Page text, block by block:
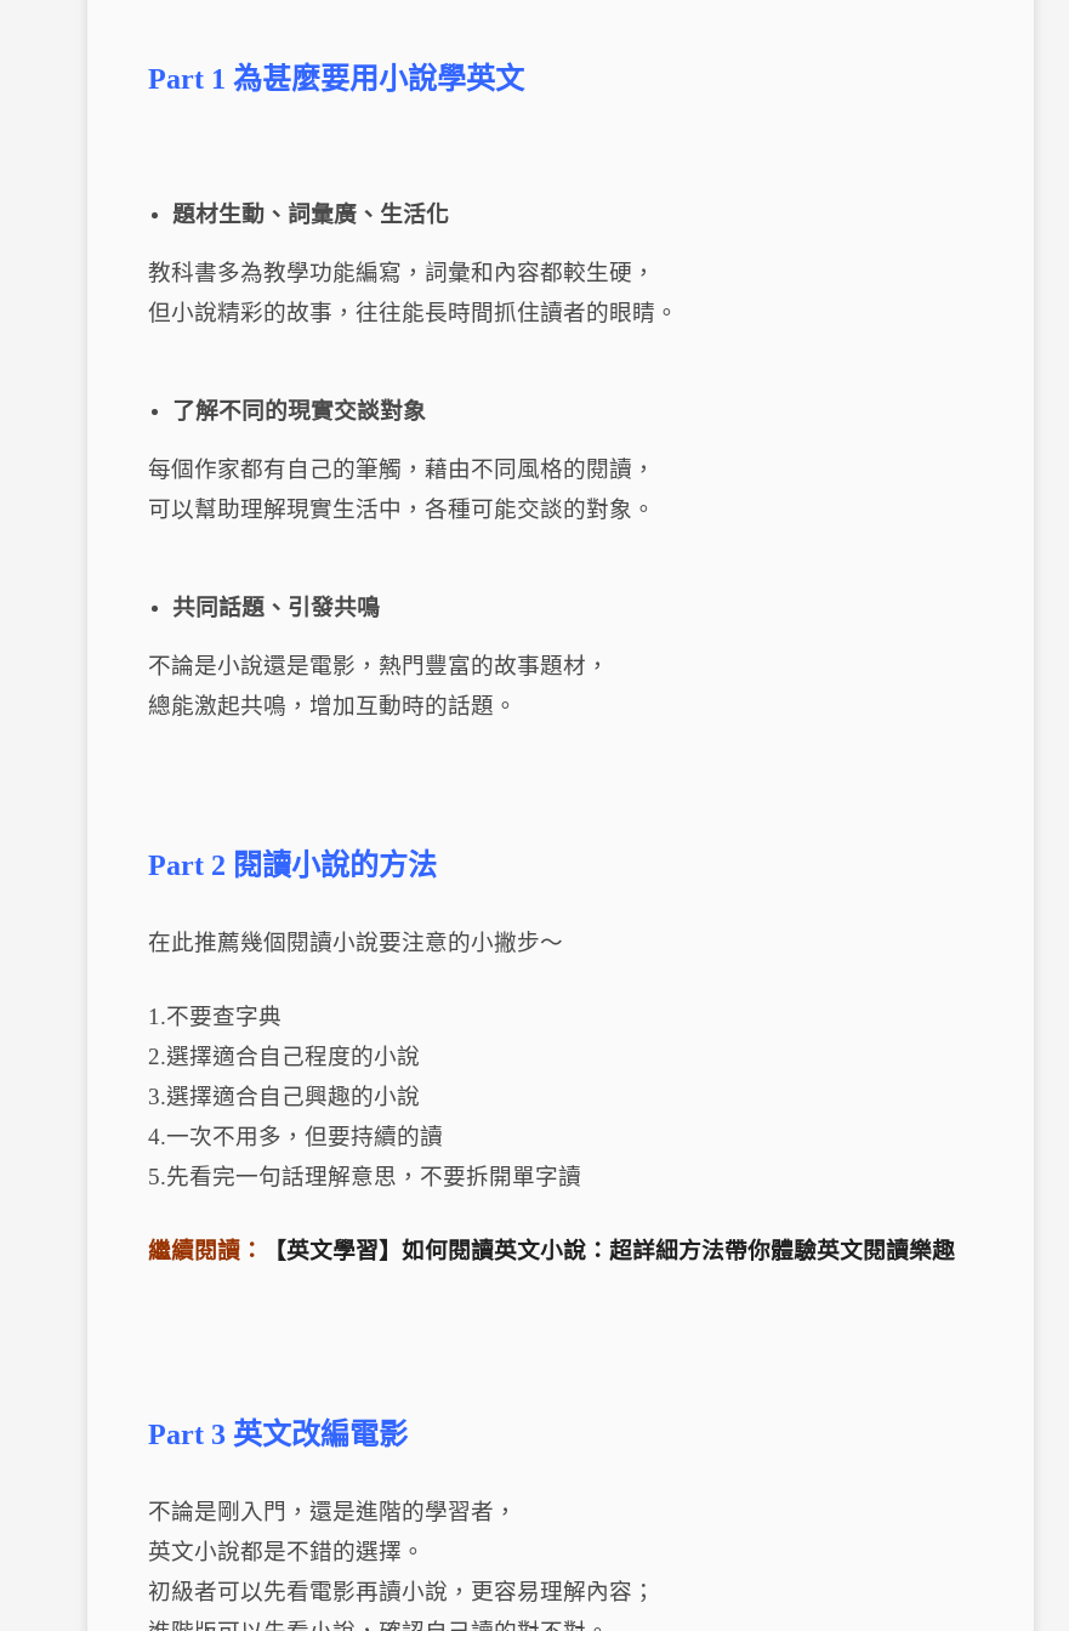
Part 1 為甚麼要用小說學英文
題材生動、詞彙廣、生活化
教科書多為教學功能編寫，詞彙和內容都較生硬，
但小說精彩的故事，往往能長時間抓住讀者的眼睛。
了解不同的現實交談對象
每個作家都有自己的筆觸，藉由不同風格的閱讀，
可以幫助理解現實生活中，各種可能交談的對象。
共同話題、引發共鳴
不論是小說還是電影，熱門豐富的故事題材，
總能激起共鳴，增加互動時的話題。
Part 2 閱讀小說的方法
在此推薦幾個閱讀小說要注意的小撇步～
1.不要查字典
2.選擇適合自己程度的小說
3.選擇適合自己興趣的小說
4.一次不用多，但要持續的讀
5.先看完一句話理解意思，不要拆開單字讀
繼續閱讀： 【英文學習】如何閱讀英文小說：超詳細方法帶你體驗英文閱讀樂趣
Part 3 英文改編電影
不論是剛入門，還是進階的學習者，
英文小說都是不錯的選擇。
初級者可以先看電影再讀小說，更容易理解內容；